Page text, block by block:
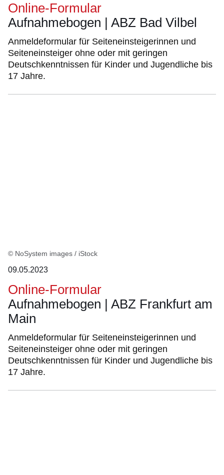
Online-Formular
Aufnahmebogen | ABZ Bad Vilbel
Anmeldeformular für Seiteneinsteigerinnen und
Seiteneinsteiger ohne oder mit geringen
Deutschkenntnissen für Kinder und Jugendliche bis
17 Jahre.
© NoSystem images / iStock
09.05.2023
Online-Formular
Aufnahmebogen | ABZ Frankfurt am
Main
Anmeldeformular für Seiteneinsteigerinnen und
Seiteneinsteiger ohne oder mit geringen
Deutschkenntnissen für Kinder und Jugendliche bis
17 Jahre.